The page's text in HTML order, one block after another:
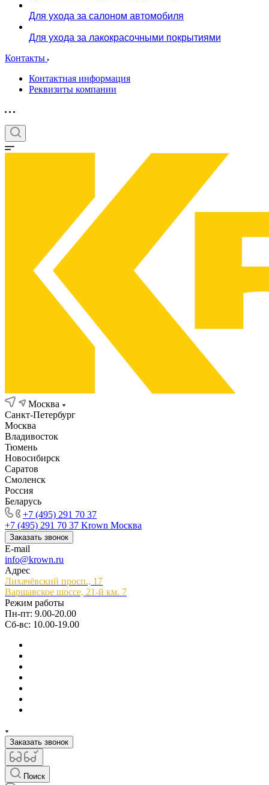
Для ухода за салоном автомобиля
Для ухода за лакокрасочными покрытиями
Контакты
Контактная информация
Реквизиты компании
Москва
Санкт-Петербург
Москва
Владивосток
Тюмень
Новосибирск
Саратов
Смоленск
Россия
Беларусь
+7 (495) 291 70 37
+7 (495) 291 70 37 Krown Москва
Заказать звонок
E-mail
info@krown.ru
Адрес
Лихачёвский просп., 17
Варшавское шоссе, 21-й км. 7
Режим работы
Пн-пт: 9.00-20.00
Сб-вс: 10.00-19.00
Заказать звонок
Поиск